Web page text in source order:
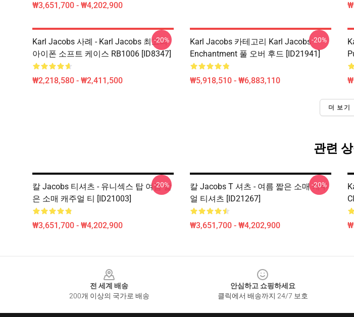
₩3,651,700 - ₩4,202,900
Karl Jacobs 사례 - Karl Jacobs 최고의
아이폰 소프트 케이스 RB1006 [ID8347]
₩2,218,580 - ₩2,411,500
-20%
Karl Jacobs 카테고리 Karl Jacobs
Enchantment 풀 오버 후드 [ID21941]
₩5,918,510 - ₩6,883,110
-20%
더 보기
관련
칼 Jacobs 티셔츠 - 유니섹스 탑 여름 짧
은 소매 캐주얼 티 [ID21003]
₩3,651,700 - ₩4,202,900
-20%
칼 Jacobs T 셔츠 - 여름 짧은 소매 캐주
얼 티셔츠 [ID21267]
₩3,651,700 - ₩4,202,900
-20%
전 세계 배송
200개 이상의 국가로 배송
안심하고 쇼핑하세요
클릭에서 배송까지 24/7 보호